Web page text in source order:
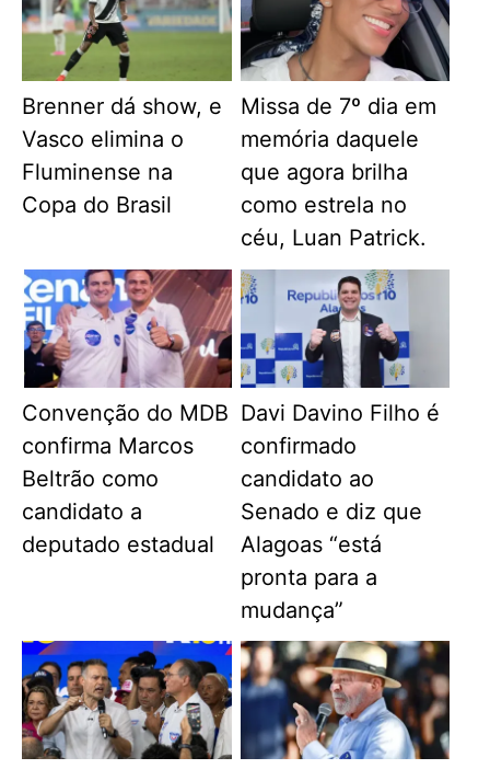
Brenner dá show, e
Vasco elimina o
Fluminense na
Copa do Brasil
Missa de 7º dia em
memória daquele
que agora brilha
como estrela no
céu, Luan Patrick.
Convenção do MDB
confirma Marcos
Beltrão como
candidato a
deputado estadual
Davi Davino Filho é
confirmado
candidato ao
Senado e diz que
Alagoas “está
pronta para a
mudança”